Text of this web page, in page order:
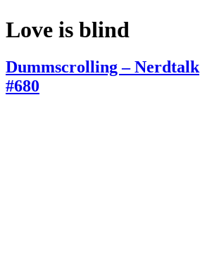
Love is blind
Dummscrolling – Nerdtalk
#680